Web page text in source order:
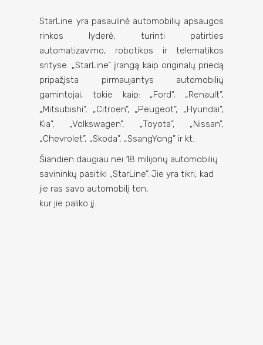
StarLine yra pasaulinė automobilių apsaugos
rinkos lyderė, turinti patirties
automatizavimo, robotikos ir telematikos
srityse. „StarLine” įrangą kaip originalų priedą
pripažįsta pirmaujantys automobilių
gamintojai, tokie kaip: „Ford”, „Renault”,
„Mitsubishi”, „Citroen”, „Peugeot”, „Hyundai”,
Kia”, „Volkswagen”, „Toyota”, „Nissan”,
„Chevrolet”, „Skoda”, „SsangYong” ir kt.
Šiandien daugiau nei 18 milijonų automobilių
savininkų pasitiki „StarLine”. Jie yra tikri, kad
jie ras savo automobilį ten,
kur jie paliko jį.